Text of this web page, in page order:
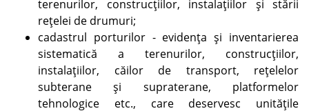
terenurilor, construcţiilor, instalaţiilor şi stării
reţelei de drumuri;
cadastrul porturilor - evidenţa şi inventarierea
sistematică a terenurilor, construcţiilor,
instalaţiilor, căilor de transport, reţelelor
subterane şi supraterane, platformelor
tehnologice etc., care deservesc unităţile